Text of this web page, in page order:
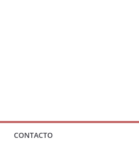
CONTACTO